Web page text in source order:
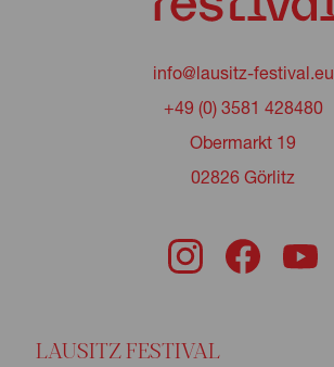
info@lausitz-festival.eu
+49 (0) 3581 428480
Obermarkt 19
02826 Görlitz
LAUSITZ FESTIVAL